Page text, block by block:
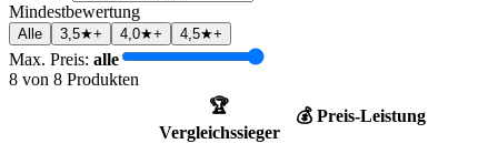
Mindestbewertung
Alle 3,5★+ 4,0★+ 4,5★+
Max. Preis: alle
8 von 8 Produkten
🏆
Vergleichssieger
💰 Preis-Leistung